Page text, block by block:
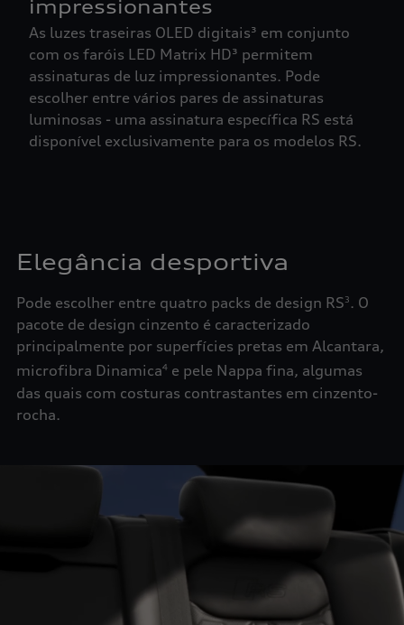
impressionantes
As luzes traseiras OLED digitais³ em conjunto
com os faróis LED Matrix HD³ permitem
assinaturas de luz impressionantes. Pode
escolher entre vários pares de assinaturas
luminosas - uma assinatura específica RS está
disponível exclusivamente para os modelos RS.
Elegância desportiva
Pode escolher entre quatro packs de design RS3. O
pacote de design cinzento é caracterizado
principalmente por superfícies pretas em Alcantara,
microfibra Dinamica4e pele Nappa fina, algumas
das quais com costuras contrastantes em cinzento-
rocha.